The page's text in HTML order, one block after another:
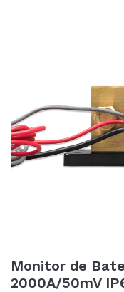
Monitor de
2000A/50mV